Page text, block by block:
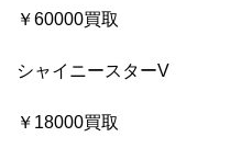
￥60000買取
シャイニースターV
￥18000買取